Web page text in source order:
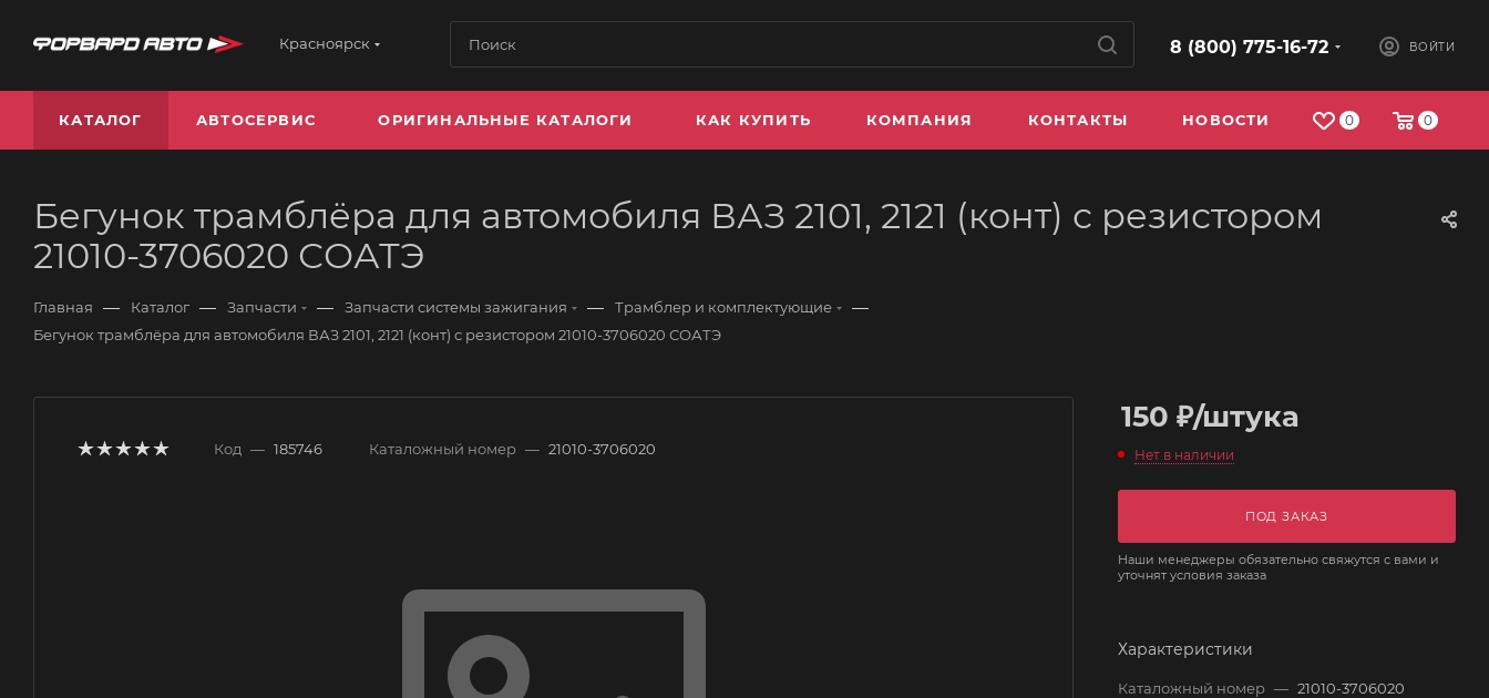
Красноярск 8 (800) 775-16-72 ВОЙТИ
0 0
КАТАЛОГ АВТОСЕРВИС ОРИГИНАЛЬНЫЕ КАТАЛОГИ КАК КУПИТЬ КОМПАНИЯ КОНТАКТЫ НОВОСТИ
Бегунок трамблёра для автомобиля ВАЗ 2101, 2121 (конт) с резистором
21010-3706020 СОАТЭ
Главная — Каталог — Запчасти — Запчасти системы зажигания — Трамблер и комплектующие —
Бегунок трамблёра для автомобиля ВАЗ 2101, 2121 (конт) с резистором 21010-3706020 СОАТЭ
Код — 185746 Каталожный номер — 21010-3706020
150 ₽/штука
Нет в наличии
ПОД ЗАКАЗ
Наши менеджеры обязательно свяжутся с вами и
уточнят условия заказа
Характеристики
Каталожный номер — 21010-3706020